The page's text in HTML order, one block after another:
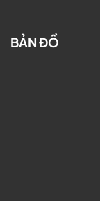
BẢN ĐỒ